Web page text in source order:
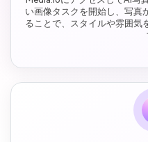
い画像タスクを開始し、写真
ることで、スタイルや雰囲気